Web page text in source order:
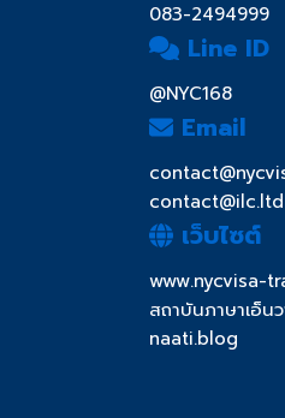
083-2494999
Line ID
@NYC168
Email
contact@ilc.ltd
เว็บไซต์
www.nycvisa-
สถาบันภาษาเอ็น
naati.blog